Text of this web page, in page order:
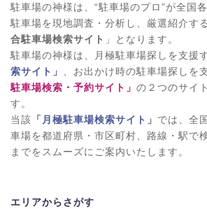
駐車場の神様は、“駐車場のプロ”が全国
駐車場を現地調査・分析し、厳選紹介す
合駐車場検索サイト 」となります。
駐車場の神様は、月極駐車場探しを支援
索サイト」 、お出かけ時の駐車場探しを
駐車場検索・予約サイト」 の２つのサイ
す。
当該 「月極駐車場検索サイト」 では、全
車場を都道府県・市区町村、路線・駅で
までをスムーズにご案内いたします。
エリアからさがす